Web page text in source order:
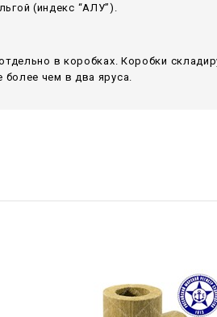
(индекс “АЛУ”).
в коробках. Коробки
чем в два яруса.